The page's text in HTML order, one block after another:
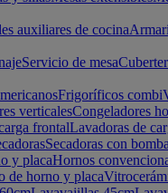
auxiliares de cocina
Servicio de mesa
Frigoríficos combi
verticalesCongeladores
frontalLavadoras de
Secadoras con
y placaHornos
de horno y placa